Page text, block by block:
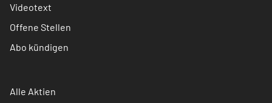
Videotext
Offene Stellen
Abo kündigen
Alle Aktien